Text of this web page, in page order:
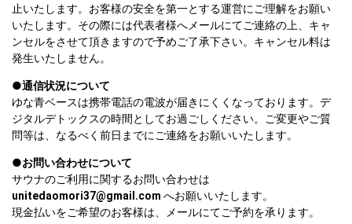
止いたします。お客様の安全を第一とする運営にご理解をお願い
いたします。その際には代表者様へメールにてご連絡の上、キャ
ンセルをさせて頂きますので予めご了承下さい。キャンセル料は
発生いたしません。
ゆな青ベースは携帯電話の電波が届きにくくなっております。デ
ジタルデトックスの時間としてお過ごしください。ご変更やご質
問等は、なるべく前日までにご連絡をお願いいたします。
●お問い合わせについて
unitedaomori37@gmail.com へお願いいたします。
現金払いをご希望のお客様は、メールにてご予約を承ります。